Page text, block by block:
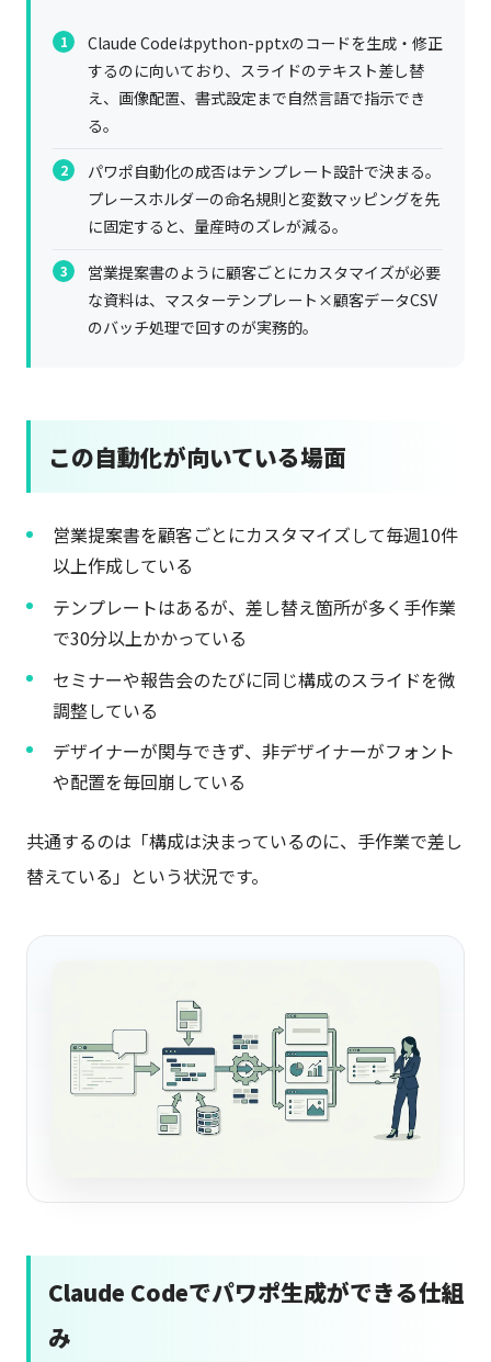
Claude Codeはpython-pptxのコードを生成・修正
するのに向いており、スライドのテキスト差し替
え、画像配置、書式設定まで自然言語で指示でき
る。
パワポ自動化の成否はテンプレート設計で決まる。
プレースホルダーの命名規則と変数マッピングを先
に固定すると、量産時のズレが減る。
営業提案書のように顧客ごとにカスタマイズが必要
な資料は、マスターテンプレート×顧客データCSV
のバッチ処理で回すのが実務的。
この自動化が向いている場面
営業提案書を顧客ごとにカスタマイズして毎週10件
以上作成している
テンプレートはあるが、差し替え箇所が多く手作業
で30分以上かかっている
セミナーや報告会のたびに同じ構成のスライドを微
調整している
デザイナーが関与できず、非デザイナーがフォント
や配置を毎回崩している
共通するのは「構成は決まっているのに、手作業で差し
替えている」という状況です。
Claude Codeでパワポ生成ができる仕組
み